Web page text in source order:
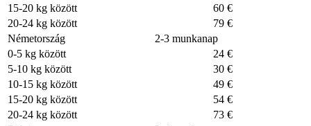
15-20 kg között
60 €
20-24 kg között
79 €
Németország
2-3 munkanap
0-5 kg között
24 €
5-10 kg között
30 €
10-15 kg között
49 €
15-20 kg között
54 €
20-24 kg között
73 €